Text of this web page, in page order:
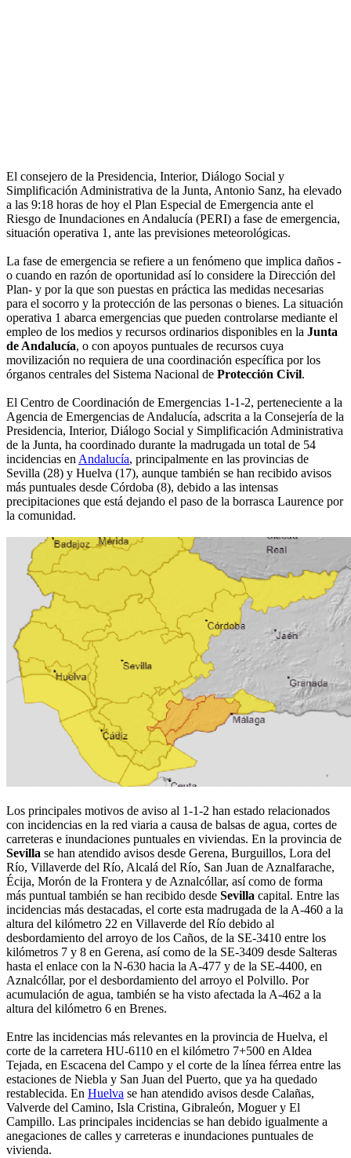
El consejero de la Presidencia, Interior, Diálogo Social y
Simplificación Administrativa de la Junta, Antonio Sanz, ha elevado
a las 9:18 horas de hoy el Plan Especial de Emergencia ante el
Riesgo de Inundaciones en Andalucía (PERI) a fase de emergencia,
situación operativa 1, ante las previsiones meteorológicas.
La fase de emergencia se refiere a un fenómeno que implica daños -
o cuando en razón de oportunidad así lo considere la Dirección del
Plan- y por la que son puestas en práctica las medidas necesarias
para el socorro y la protección de las personas o bienes. La situación
operativa 1 abarca emergencias que pueden controlarse mediante el
empleo de los medios y recursos ordinarios disponibles en la Junta
de Andalucía, o con apoyos puntuales de recursos cuya
movilización no requiera de una coordinación específica por los
órganos centrales del Sistema Nacional de Protección Civil.
El Centro de Coordinación de Emergencias 1-1-2, perteneciente a la
Agencia de Emergencias de Andalucía, adscrita a la Consejería de la
Presidencia, Interior, Diálogo Social y Simplificación Administrativa
de la Junta, ha coordinado durante la madrugada un total de 54
incidencias en Andalucía, principalmente en las provincias de
Sevilla (28) y Huelva (17), aunque también se han recibido avisos
más puntuales desde Córdoba (8), debido a las intensas
precipitaciones que está dejando el paso de la borrasca Laurence por
la comunidad.
Los principales motivos de aviso al 1-1-2 han estado relacionados
con incidencias en la red viaria a causa de balsas de agua, cortes de
carreteras e inundaciones puntuales en viviendas. En la provincia de
Sevilla se han atendido avisos desde Gerena, Burguillos, Lora del
Río, Villaverde del Río, Alcalá del Río, San Juan de Aznalfarache,
Écija, Morón de la Frontera y de Aznalcóllar, así como de forma
más puntual también se han recibido desde Sevilla capital. Entre las
incidencias más destacadas, el corte esta madrugada de la A-460 a la
altura del kilómetro 22 en Villaverde del Río debido al
desbordamiento del arroyo de los Caños, de la SE-3410 entre los
kilómetros 7 y 8 en Gerena, así como de la SE-3409 desde Salteras
hasta el enlace con la N-630 hacia la A-477 y de la SE-4400, en
Aznalcóllar, por el desbordamiento del arroyo el Polvillo. Por
acumulación de agua, también se ha visto afectada la A-462 a la
altura del kilómetro 6 en Brenes.
Entre las incidencias más relevantes en la provincia de Huelva, el
corte de la carretera HU-6110 en el kilómetro 7+500 en Aldea
Tejada, en Escacena del Campo y el corte de la línea férrea entre las
estaciones de Niebla y San Juan del Puerto, que ya ha quedado
restablecida. En Huelva se han atendido avisos desde Calañas,
Valverde del Camino, Isla Cristina, Gibraleón, Moguer y El
Campillo. Las principales incidencias se han debido igualmente a
anegaciones de calles y carreteras e inundaciones puntuales de
vivienda.